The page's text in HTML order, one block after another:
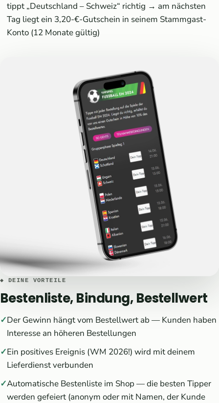
tippt „Deutschland – Schweiz“ richtig → am nächsten
Tag liegt ein 3,20-€-Gutschein in seinem Stammgast-
Konto (12 Monate gültig)
◆ DEINE VORTEILE
Bestenliste, Bindung, Bestellwert
Der Gewinn hängt vom Bestellwert ab — Kunden haben
Interesse an höheren Bestellungen
Ein positives Ereignis (WM 2026!) wird mit deinem
Lieferdienst verbunden
Automatische Bestenliste im Shop — die besten Tipper
werden gefeiert (anonym oder mit Namen, der Kunde